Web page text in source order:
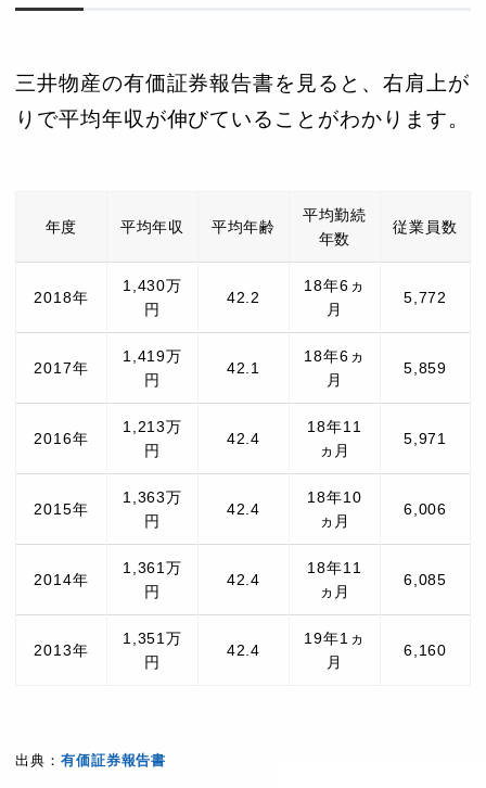
三井物産の有価証券報告書を見ると、右肩上が
りで平均年収が伸びていることがわかります。
年度 平均年収 平均年齢
平均勤続
年数
従業員数
2018年
1,430万
円
42.2
18年6ヵ
月
5,772
2017年
1,419万
円
42.1
18年6ヵ
月
5,859
2016年
1,213万
円
42.4
18年11
ヵ月
5,971
2015年
1,363万
円
42.4
18年10
ヵ月
6,006
2014年
1,361万
円
42.4
18年11
ヵ月
6,085
2013年
1,351万
円
42.4
19年1ヵ
月
6,160
出典： 有価証券報告書